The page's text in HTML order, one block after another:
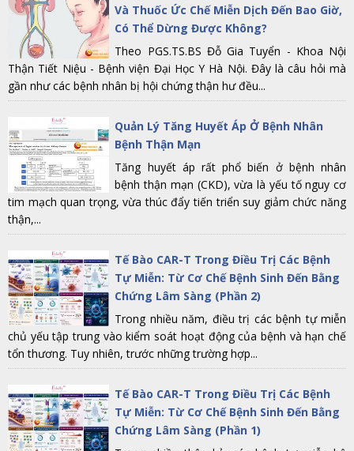
Và Thuốc Ức Chế Miễn Dịch Đến Bao Giờ,
Có Thể Dừng Được Không?
Theo PGS.TS.BS Đỗ Gia Tuyển - Khoa Nội
Thận Tiết Niệu - Bệnh viện Đại Học Y Hà Nội. Đây là câu hỏi mà
gần như các bệnh nhân bị hội chứng thận hư đều...
Quản Lý Tăng Huyết Áp Ở Bệnh Nhân
Bệnh Thận Mạn
Tăng huyết áp rất phổ biến ở bệnh nhân
bệnh thận mạn (CKD), vừa là yếu tố nguy cơ
tim mạch quan trọng, vừa thúc đẩy tiến triển suy giảm chức năng
thận,...
Tế Bào CAR-T Trong Điều Trị Các Bệnh
Tự Miễn: Từ Cơ Chế Bệnh Sinh Đến Bằng
Chứng Lâm Sàng (Phần 2)
Trong nhiều năm, điều trị các bệnh tự miễn
chủ yếu tập trung vào kiểm soát hoạt động của bệnh và hạn chế
tổn thương. Tuy nhiên, trước những trường hợp...
Tế Bào CAR-T Trong Điều Trị Các Bệnh
Tự Miễn: Từ Cơ Chế Bệnh Sinh Đến Bằng
Chứng Lâm Sàng (Phần 1)